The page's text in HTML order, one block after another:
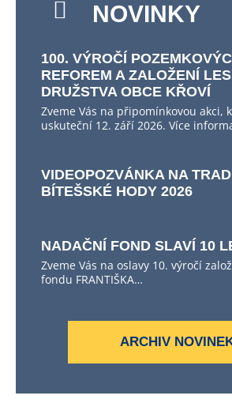
NOVINKY
100. VÝROČÍ
REFOREM A ZALOŽENÍ
DRUŽSTVA OBCE KŘOVÍ
Zveme Vás na připomínkovou akci,
uskuteční 12. září 2026. Více
VIDEOPOZVÁNKA NA
BÍTEŠSKÉ HODY 2026
NADAČNÍ FOND SLAVÍ 10
Zveme Vás na oslavy 10. výročí
fondu FRANTIŠKA…
ARCHIV